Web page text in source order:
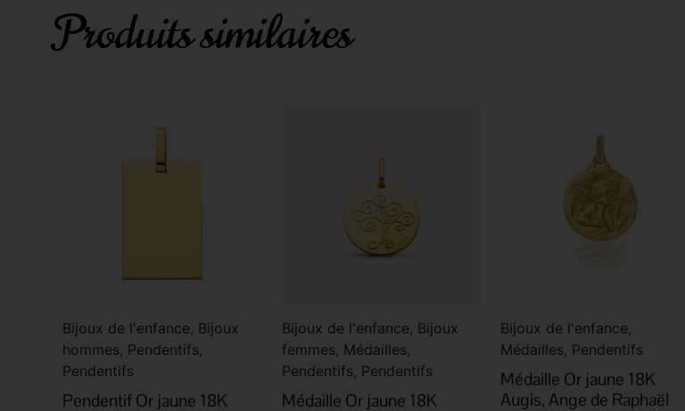
Produits similaires
Bijoux de l'enfance, Bijoux
hommes, Pendentifs,
Pendentifs
Pendentif Or jaune 18K
Bijoux de l'enfance, Bijoux
femmes, Médailles,
Pendentifs, Pendentifs
Médaille Or jaune 18K
Bijoux de l'enfance,
Médailles, Pendentifs
Médaille Or jaune 18K
Augis, Ange de Raphaël